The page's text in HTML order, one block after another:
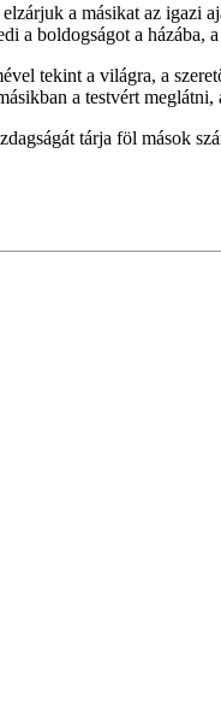
a másikat az igazi
boldogságot a házába, a
tekint a világra, a
a testvért
tárja föl mások